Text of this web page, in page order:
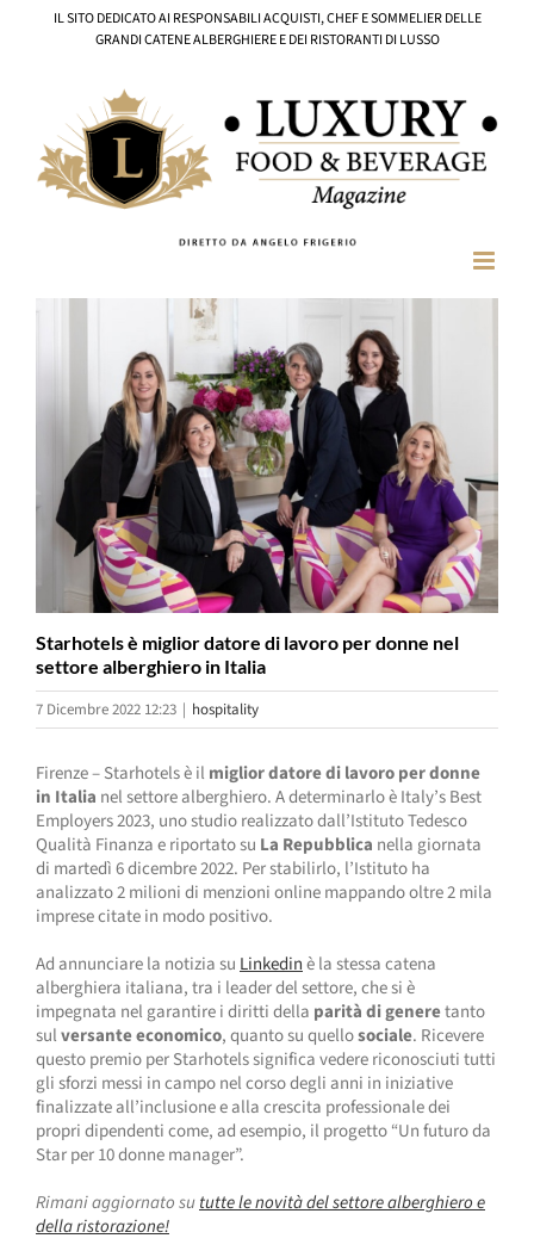
IL SITO DEDICATO AI RESPONSABILI ACQUISTI, CHEF E SOMMELIER DELLE
GRANDI CATENE ALBERGHIERE E DEI RISTORANTI DI LUSSO
Ingrandisci
Starhotels è miglior datore di lavoro per donne nel
settore alberghiero in Italia
7 Dicembre 2022 12:23 | hospitality
Firenze – Starhotels è il miglior datore di lavoro per donne
in Italia nel settore alberghiero. A determinarlo è Italy’s Best
Employers 2023, uno studio realizzato dall’Istituto Tedesco
Qualità Finanza e riportato su La Repubblica nella giornata
di martedì 6 dicembre 2022. Per stabilirlo, l’Istituto ha
analizzato 2 milioni di menzioni online mappando oltre 2 mila
imprese citate in modo positivo.
Ad annunciare la notizia suLinkedinè la stessa catena
alberghiera italiana, tra i leader del settore, che si è
impegnata nel garantire i diritti della parità di generetanto
sulversante economico, quanto su quellosociale. Ricevere
questo premio per Starhotels significa vedere riconosciuti tutti
gli sforzi messi in campo nel corso degli anni in iniziative
finalizzate all’inclusione e alla crescita professionale dei
propri dipendenti come, ad esempio, il progetto “Un futuro da
Star per 10 donne manager”.
Rimani aggiornato sututte le novità del settore alberghiero e
della ristorazione!